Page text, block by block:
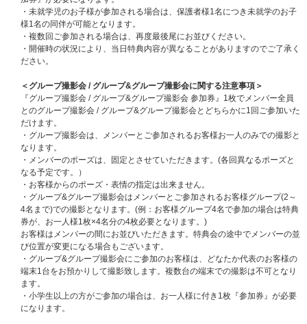
■当選人数
当選人数：1,300名様
■イベント日程/イベント会場
2026年6月3日(水)：東京国際フォーラム ホールC
■開催時間
ミニライブ開場16:45/開演 17:30
※スペシャルパフォーマンスイベント・特典会参加券付きCD販売ともに集
合時間など詳細は当選者のみにお知らせいたします。
【イベントスケジュール（予定）】
11:20＜ハイタッチ会＞ → ＜グループ / グループ&グループ撮影会＞
CD購入者対象特典会
17:30～ ミニライブ
ミニライブ終了後 ＜2ショット撮影会＞※当日CD購入者対象特典会
※本リリースイベントでは上記の流れで進行させていただきます。
※特典会の開始時間などの詳細は当選者のみにお知らせいたします。
※今回のイベントでは、当選者受付用の整理番号(chord発行)とイベント座
席番号の2種類の整理番号がございます。
当選者受付用の整理番号順にて受付認証後、リストバンドを付与いたしま
す。
※リストバンドを巻いていない場合、CD販売/イベント観覧/特典会の参加は
・未就学児のお子様が参加される場合は、保護者様1名につき未就学のお子
様1名の同伴が可能となります。
・複数回ご参加される場合は、再度最後尾にお並びください。
・開催時の状況により、当日特典内容が異なることがありますのでご了承く
ださい。
＜グループ撮影会 / グループ&グループ撮影会に関する注意事項＞
『グループ撮影会 / グループ&グループ撮影会 参加券』1枚でメンバー全員
とのグループ撮影会 / グループ&グループ撮影会とどちらかに1回ご参加いた
だけます。
・グループ撮影会は、メンバーとご参加されるお客様お一人のみでの撮影と
なります。
・メンバーのポーズは、固定とさせていただきます。(各回異なるポーズと
なる予定です。）
・お客様からのポーズ・表情の指定は出来ません。
・グループ&グループ撮影会はメンバーとご参加されるお客様グループ(2～
4名まで)での撮影となります。(例：お客様グループ4名で参加の場合は特典
券が、お一人様1枚×4名分の4枚必要となります。)
お客様はメンバーの間にお並びいただきます。特典会の途中でメンバーの並
び位置が変更になる場合もございます。
・グループ&グループ撮影会にご参加のお客様は、どなたか代表のお客様の
端末1台をお預かりして撮影致します。複数台の端末での撮影は不可となり
ます。
・小学生以上の方がご参加の場合は、お一人様に付き1枚『参加券』が必要
になります。